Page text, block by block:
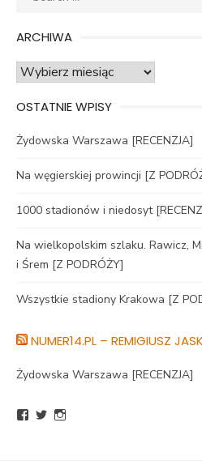
ARCHIWA
Archiwa
OSTATNIE WPISY
Żydowska Warszawa [RECENZJA]
Na węgierskiej prowincji [Z
1000 stadionów i niedosyt
Na wielkopolskim szlaku. Rawicz,
i Śrem [Z PODRÓŻY]
Wszystkie stadiony Krakowa [Z
NUMER14.PL – REMIGIUSZ
Żydowska Warszawa [RECENZJA]
ZobaczZobacz